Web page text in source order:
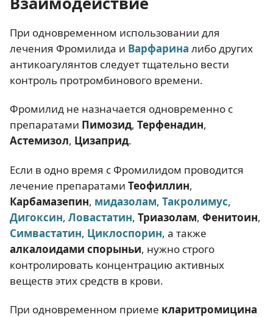
При одновременном использовании для
лечения Фромилида и Варфарина либо других
антикоагулянтов следует тщательно вести
контроль протромбинового времени.
Фромилид не назначается одновременно с
препаратами Пимозид, Терфенадин,
Астемизол, Цизаприд.
Если в одно время с Фромилидом проводится
лечение препаратами Теофиллин,
Карбамазепин, мидазолам, Такролимус,
Дигоксин, Ловастатин, Триазолам, Фенитоин,
Симвастатин, Циклоспорин, а также
алкалоидами спорыньи, нужно строго
контролировать концентрацию активных
веществ этих средств в крови.
При одновременном приеме кларитромицина